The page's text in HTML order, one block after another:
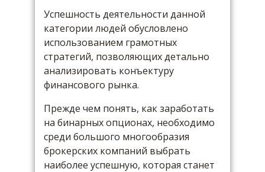
Успешность деятельности данной
категории людей обусловлено
использованием грамотных
стратегий, позволяющих детально
анализировать конъектуру
финансового рынка.
Прежде чем понять, как заработать
на бинарных опционах, необходимо
среди большого многообразия
брокерских компаний выбрать
наиболее успешную, которая станет